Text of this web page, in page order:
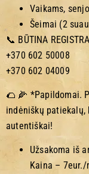
Vaikams,
Šeimai (2
📞 BŪTINA
+370 602 50008
+370 602 04009
🌮 🌽 *Papildomai.
indėniškų
autentiškai!
Užsakoma iš
Kaina – 7eur./